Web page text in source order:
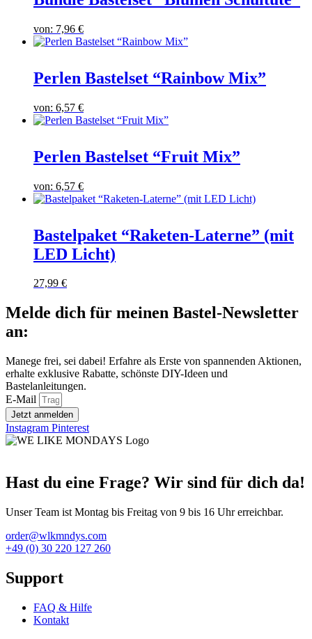
von: 7,96 €
Perlen Bastelset “Rainbow Mix”
von: 6,57 €
Perlen Bastelset “Fruit Mix”
von: 6,57 €
Bastelpaket “Raketen-Laterne” (mit
LED Licht)
27,99 €
Melde dich für meinen Bastel-Newsletter
an:
Manege frei, sei dabei! Erfahre als Erste von spannenden Aktionen,
erhalte exklusive Rabatte, schönste DIY-Ideen und
Bastelanleitungen.
E-Mail
Jetzt anmelden
Instagram Pinterest
Hast du eine Frage? Wir sind für dich da!
Unser Team ist Montag bis Freitag von 9 bis 16 Uhr erreichbar.
order@wlkmndys.com
+49 (0) 30 220 127 260
Support
FAQ & Hilfe
Kontakt